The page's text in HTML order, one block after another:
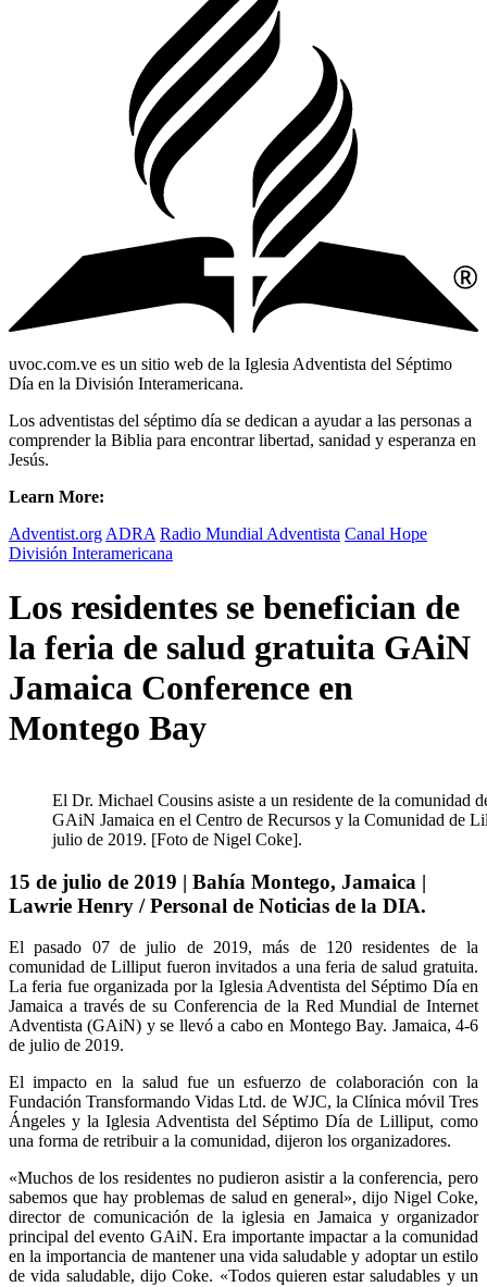
uvoc.com.ve es un sitio web de la Iglesia Adventista del Séptimo
Día en la División Interamericana.
Los adventistas del séptimo día se dedican a ayudar a las personas a
comprender la Biblia para encontrar libertad, sanidad y esperanza en
Jesús.
Learn More:
Adventist.org ADRA Radio Mundial Adventista Canal Hope
División Interamericana
Los residentes se benefician de
la feria de salud gratuita GAiN
Jamaica Conference en
Montego Bay
El Dr. Michael Cousins asiste a un residente de la comunidad
GAiN Jamaica en el Centro de Recursos y la Comunidad de
julio de 2019. [Foto de Nigel Coke].
15 de julio de 2019 | Bahía Montego, Jamaica |
Lawrie Henry / Personal de Noticias de la DIA.
El pasado 07 de julio de 2019, más de 120 residentes de la
comunidad de Lilliput fueron invitados a una feria de salud gratuita.
La feria fue organizada por la Iglesia Adventista del Séptimo Día en
Jamaica a través de su Conferencia de la Red Mundial de Internet
Adventista (GAiN) y se llevó a cabo en Montego Bay. Jamaica, 4-6
de julio de 2019.
El impacto en la salud fue un esfuerzo de colaboración con la
Fundación Transformando Vidas Ltd. de WJC, la Clínica móvil Tres
Ángeles y la Iglesia Adventista del Séptimo Día de Lilliput, como
una forma de retribuir a la comunidad, dijeron los organizadores.
«Muchos de los residentes no pudieron asistir a la conferencia, pero
sabemos que hay problemas de salud en general», dijo Nigel Coke,
director de comunicación de la iglesia en Jamaica y organizador
principal del evento GAiN. Era importante impactar a la comunidad
en la importancia de mantener una vida saludable y adoptar un estilo
de vida saludable, dijo Coke. «Todos quieren estar saludables y un